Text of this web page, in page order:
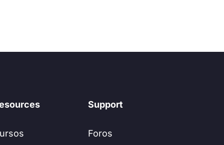
Support
Foros